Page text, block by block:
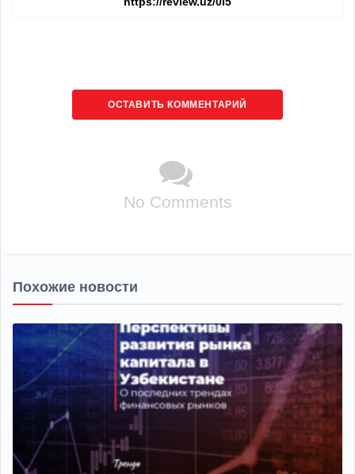
ОСТАВИТЬ КОММЕНТАРИЙ
No Comments
Похожие новости